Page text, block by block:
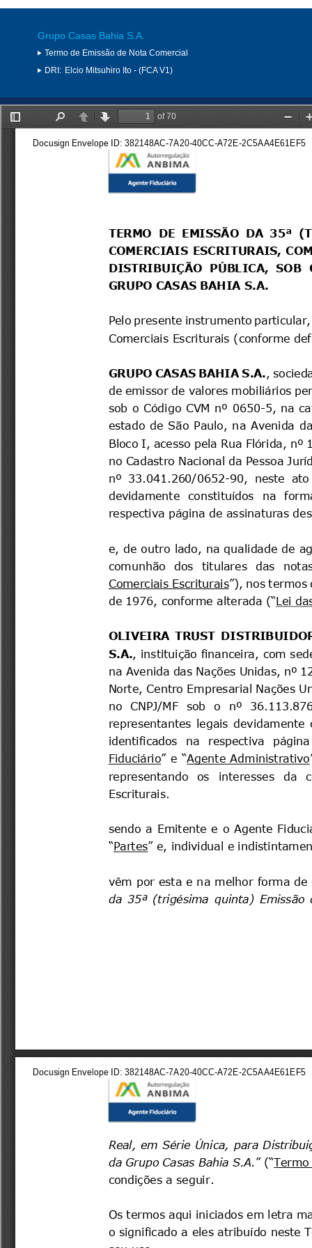
Grupo Casas Bahia S.A.
Termo de Emissão de Nota Comercial
DRI: Elcio Mitsuhiro Ito - (FCA V1)